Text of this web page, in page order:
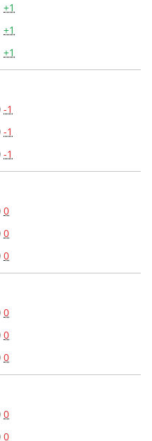
+1
+1
+1
-1
-1
-1
0
0
0
0
0
0
0
0